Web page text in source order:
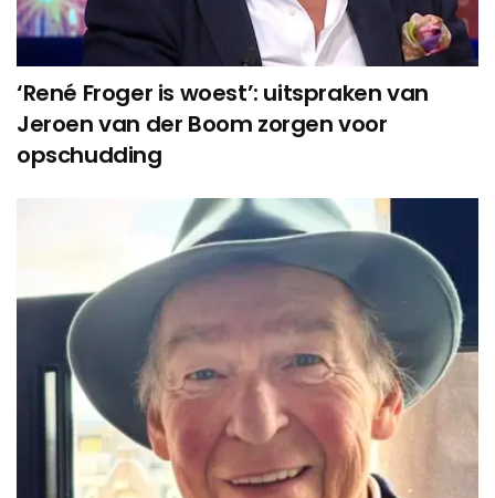
‘René Froger is woest’: uitspraken van
Jeroen van der Boom zorgen voor
opschudding